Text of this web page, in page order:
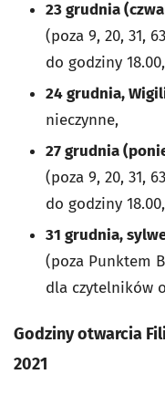
23 grudnia
(poza 9, 20, 31,
do godziny 18.00,
24 grudnia,
nieczynne,
27 grudnia
(poza 9, 20, 31,
do godziny 18.00,
31 grudnia,
(poza Punktem
dla czytelników
Godziny otwarcia
2021